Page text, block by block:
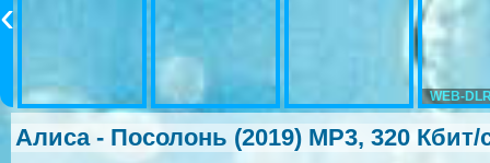
WEB-
Алиса - Посолонь (2019) MP3, 320 Кбит/